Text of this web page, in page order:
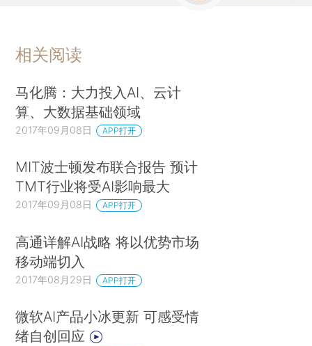
相关阅读
马化腾：大力投入AI、云计
算、大数据基础领域
2017年09月08日 APP打开
MIT波士顿发布联合报告 预计
TMT行业将受AI影响最大
2017年09月08日 APP打开
高通详解AI战略 将以优势市场
移动端切入
2017年08月29日 APP打开
微软AI产品小冰更新 可感受情
绪自创回应